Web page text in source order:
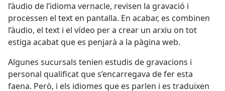
l’àudio de l’idioma vernacle, revisen la gravació i
processen el text en pantalla. En acabar, es combinen
l’àudio, el text i el vídeo per a crear un arxiu on tot
estiga acabat que es penjarà a la pàgina web.
Algunes sucursals tenien estudis de gravacions i
personal qualificat que s’encarregava de fer esta
faena. Però, i els idiomes que es parlen i es traduïxen